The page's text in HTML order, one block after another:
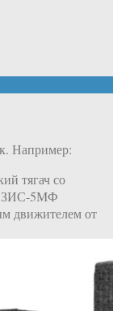
Например:
тягач со
ЗИС-5МФ
движителем от